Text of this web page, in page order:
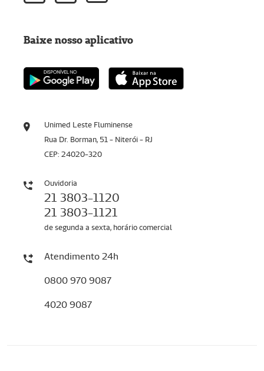
Unimed Leste Fluminense
Rua Dr. Borman, 51 - Niterói - RJ
CEP: 24020-320
Ouvidoria
21 3803-1120
21 3803-1121
de segunda a sexta, horário comercial
Atendimento 24h
0800 970 9087
4020 9087
Baixe nosso aplicativo